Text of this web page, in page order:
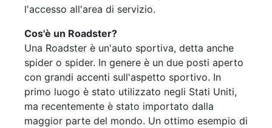
l'accesso all'area di servizio.
Cos'è un Roadster?
Una Roadster è un'auto sportiva, detta anche
spider o spider. In genere è un due posti aperto
con grandi accenti sull'aspetto sportivo. In
primo luogo è stato utilizzato negli Stati Uniti,
ma recentemente è stato importato dalla
maggior parte del mondo. Un ottimo esempio di